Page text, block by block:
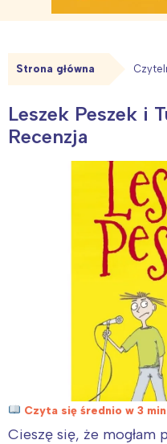
Strona główna
Leszek Peszek i
Recenzja
Czyta się średnio w 3
Cieszę się, że mogłam